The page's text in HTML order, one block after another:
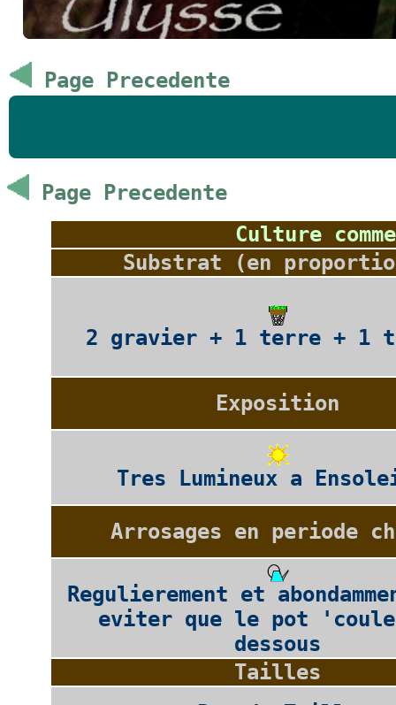
Page Precedente
Page Precedente
Culture
Substrat (en
2 gravier + 1 terre + 1
Exposition
Tres Lumineux a
Arrosages en periode
Regulierement et
eviter que le pot
dessous
Tailles